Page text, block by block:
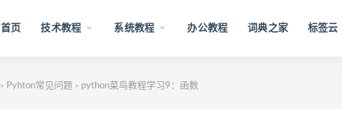
首页 技术教程 系统教程 办公教程 词典之家 标签云
> Pyhton常见问题 > python菜鸟教程学习9：函数